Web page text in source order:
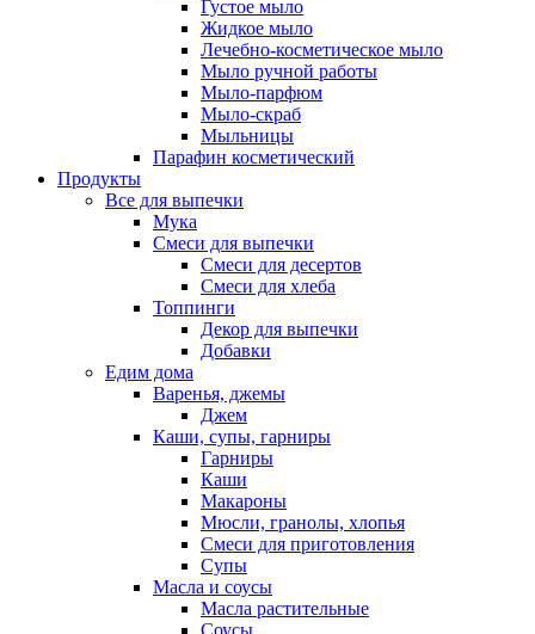
Густое мыло
Жидкое мыло
Лечебно-косметическое мыло
Мыло ручной работы
Мыло-парфюм
Мыло-скраб
Мыльницы
Парафин косметический
Продукты
Все для выпечки
Мука
Смеси для выпечки
Смеси для десертов
Смеси для хлеба
Топпинги
Декор для выпечки
Добавки
Едим дома
Варенья, джемы
Джем
Каши, супы, гарниры
Гарниры
Каши
Макароны
Мюсли, гранолы, хлопья
Смеси для приготовления
Супы
Масла и соусы
Масла растительные
Соусы